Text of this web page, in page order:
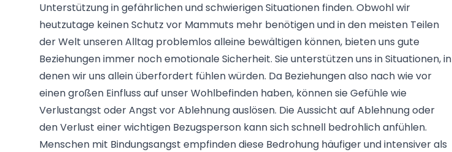
Unterstützung in gefährlichen und schwierigen Situationen finden. Obwohl wir
heutzutage keinen Schutz vor Mammuts mehr benötigen und in den meisten Teilen
der Welt unseren Alltag problemlos alleine bewältigen können, bieten uns gute
Beziehungen immer noch emotionale Sicherheit. Sie unterstützen uns in Situationen, in
denen wir uns allein überfordert fühlen würden. Da Beziehungen also nach wie vor
einen großen Einfluss auf unser Wohlbefinden haben, können sie Gefühle wie
Verlustangst oder Angst vor Ablehnung auslösen. Die Aussicht auf Ablehnung oder
den Verlust einer wichtigen Bezugsperson kann sich schnell bedrohlich anfühlen.
Menschen mit Bindungsangst empfinden diese Bedrohung häufiger und intensiver als